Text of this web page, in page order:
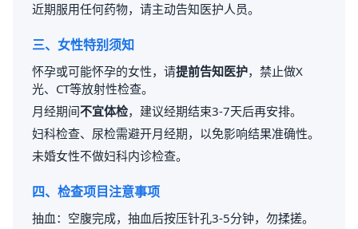
近期服用任何药物，请主动告知医护人员。
三、女性特别须知
怀孕或可能怀孕的女性，请提前告知医护，禁止做X
光、CT等放射性检查。
月经期间不宜体检，建议经期结束3-7天后再安排。
妇科检查、尿检需避开月经期，以免影响结果准确性。
未婚女性不做妇科内诊检查。
四、检查项目注意事项
抽血：空腹完成，抽血后按压针孔3-5分钟，勿揉搓。